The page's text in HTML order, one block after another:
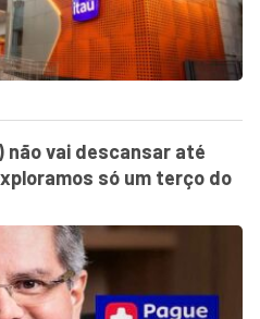
não vai descansar até
só um terço do